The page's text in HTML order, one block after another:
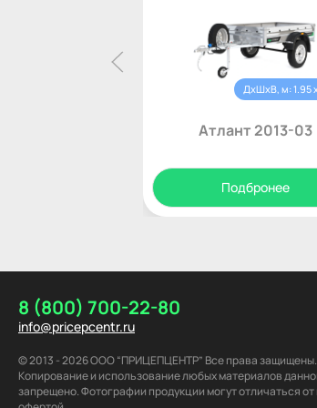
ДхШхВ, м: 1.95
Атлант 2013-03
Подбронее
8 (800) 700-22-80
info@pricepcentr.ru
© 2013 - 2026 ООО “ПРИЦЕПЦЕНТР” Все права защищены.
Копирование и использование любых материалов
запрещено. Фотографии продукции могут отличаться